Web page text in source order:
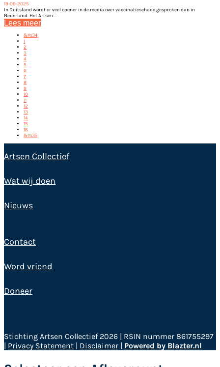
19-09-2025
In Duitsland wordt er veel opener in de media over vaccinatieschade gesproken dan in
Nederland. Het Artsen ...
Lees meer
&#x34;
1
2
3
4
5
6
7
8
9
10
11
12
13
14
15
16
&#x35;
Artsen Collectief
Wat wij doen
Nieuws
Contact
Word vriend
Doneer
Stichting Artsen Collectief 2026 | RSIN nummer 861755297
| Privacy Statement | Disclaimer | Powered by Blazter.nl